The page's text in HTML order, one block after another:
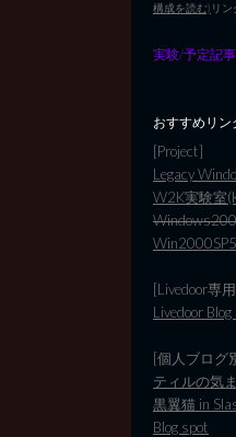
構成を読む) リン
実験/予定記事
おすすめリン
[Project]
Legacy
W2K実験室
[Livedoor専
Livedoor
[個人ブログ
ティルの気
黒翼猫 in
Blog spot